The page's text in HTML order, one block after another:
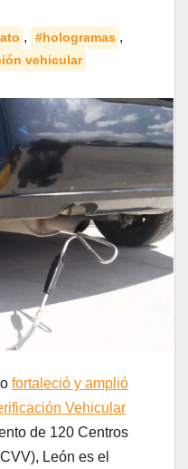
, #hologramas ,
vehicular
fortaleció y amplió
Vehicular
de 120 Centros
León es el